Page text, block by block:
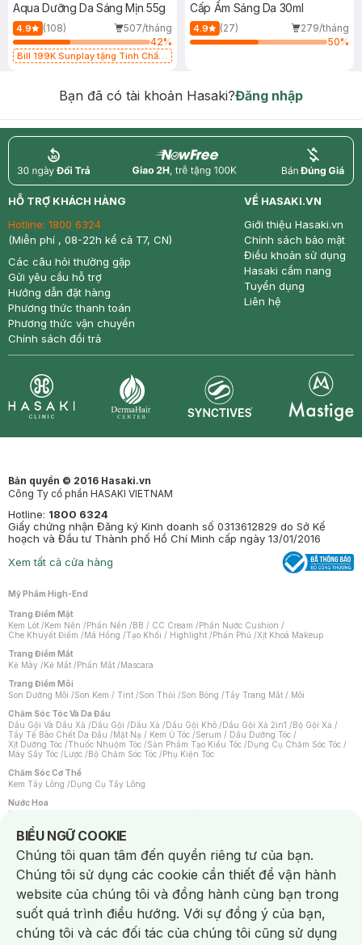
Aqua Dưỡng Da Sáng Mịn 55g
4.9 (108)
507/tháng
42%
Bill 199K Sunplay tặng Tinh Chất
Cấp Ẩm Sáng Da 30ml
4.9 (27)
279/tháng
50%
Bạn đã có tài khoản Hasaki?Đăng nhập
return nowfree price
HỖ TRỢ KHÁCH HÀNG
Hotline: 1800 6324
(Miễn phí , 08-22h kể cả T7, CN)
Các câu hỏi thường gặp
Gửi yêu cầu hỗ trợ
Hướng dẫn đặt hàng
Phương thức thanh toán
Phương thức vận chuyển
Chính sách đổi trả
VỀ HASAKI.VN
Giới thiệu Hasaki.vn
Chính sách bảo mật
Điều khoản sử dụng
Hasaki cẩm nang
Tuyển dụng
Liên hệ
Bản quyền © 2016 Hasaki.vn
Công Ty cổ phần HASAKI VIETNAM
Hotline: 1800 6324
Giấy chứng nhận Đăng ký Kinh doanh số 0313612829 do Sở Kế
hoạch và Đầu tư Thành phố Hồ Chí Minh cấp ngày 13/01/2016
Xem tất cả cửa hàng
Mỹ Phẩm High-End
Trang Điểm Mặt
Kem Lót /Kem Nền /Phấn Nền /BB / CC Cream /Phấn Nước Cushion /
Che Khuyết Điểm /Má Hồng /Tạo Khối / Highlight /Phấn Phủ /Xịt Khoá Makeup
Trang Điểm Mắt
Kẻ Mày /Kẻ Mắt /Phấn Mắt /Mascara
Trang Điểm Môi
Son Dưỡng Môi /Son Kem / Tint /Son Thỏi /Son Bóng /Tẩy Trang Mắt / Môi
Chăm Sóc Tóc Và Da Đầu
Dầu Gội Và Dầu Xả /Dầu Gội /Dầu Xả /Dầu Gội Khô /Dầu Gội Xả 2in1 /Bộ Gội Xả /
Tẩy Tế Bào Chết Da Đầu /Mặt Nạ / Kem Ủ Tóc /Serum / Dầu Dưỡng Tóc /
Xịt Dưỡng Tóc /Thuốc Nhuộm Tóc /Sản Phẩm Tạo Kiểu Tóc /Dụng Cụ Chăm Sóc Tóc /
Máy Sấy Tóc /Lược /Bộ Chăm Sóc Tóc /Phụ Kiện Tóc
Chăm Sóc Cơ Thể
Kem Tẩy Lông /Dụng Cụ Tẩy Lông
Nước Hoa
Nước Hoa Nữ
Chăm Sóc Cá Nhân
Chống Muỗi /Khẩu Trang /Máy Massage/Mặt Nạ Xông Hơi /Nước Rửa Tay/
Sản Phẩm Chăm Sóc Khác /Bàn Chải Đánh Răng /Bàn Chải Điện/
Hỗ Trợ Trắng Răng/Kem Đánh Răng /Máy Tăm Nước/ Nước Súc Miệng/
Tăm / Chỉ Nha Khoa/ Xịt Thơm Miệng / Dung Dịch Vệ Sinh/Dưỡng Vùng Kín/
Khăn Ướt Vệ Sinh Vùng Kín/Băng Vệ Sinh/Tampon/Bọt Cạo Râu /Dao Cạo Râu/
Máy Cạo Râu
Vấn Đề Về Da
Da Dầu / Lỗ Chân Lông To/ Da Khô / Mất Nước/ Da Lão Hóa/ Da Mụn/
Da Nhạy Cảm / Kích Ứng
Da Xỉn Màu Thâm / Nám / Tàn Nhang
BIỂU NGỮ COOKIE
Notice about cookies usage
Chúng tôi quan tâm đến quyền riêng tư của bạn.
Chúng tôi sử dụng các cookie cần thiết để vận hành
website của chúng tôi và đồng hành cùng bạn trong
suốt quá trình điều hướng. Với sự đồng ý của bạn,
chúng tôi và các đối tác của chúng tôi cũng sử dụng